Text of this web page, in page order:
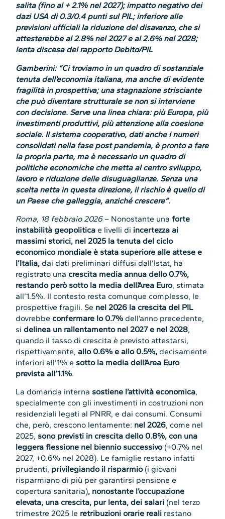
salita (fino al + 2.1% nel 2027); impatto negativo dei
dazi USA di 0.3/0.4 punti sul PIL; inferiore alle
previsioni ufficiali la riduzione del disavanzo, che si
attesterebbe al 2.8% nel 2027 e al 2.6% nel 2028;
lenta discesa del rapporto Debito/PIL
Gamberini: “Ci troviamo in un quadro di sostanziale
tenuta dell’economia italiana, ma anche di evidente
fragilità in prospettiva; una stagnazione strisciante
che può diventare strutturale se non si interviene
con decisione. Serve una linea chiara: più Europa, più
investimenti produttivi, più attenzione alla coesione
sociale. Il sistema cooperativo, dati anche i numeri
consolidati nella fase post pandemia, è pronto a fare
la propria parte, ma è necessario un quadro di
politiche economiche che metta al centro sviluppo,
lavoro e riduzione delle disuguaglianze. Senza una
scelta netta in questa direzione, il rischio è quello di
un Paese che galleggia, anziché crescere”.
Roma, 18 febbraio 2026– Nonostante unaforte
instabilità geopolitica e livelli di incertezza ai
massimi storici, nel 2025 la tenuta del ciclo
economico mondiale è stata superiore alle attese e
l’Italia, dai dati preliminari diffusi dall’Istat, ha
registrato unacrescita media annua dello 0.7%,
restando però sotto la media dell’Area Euro, stimata
all’1.5%. Il contesto resta comunque complesso, le
prospettive fragili. Se nel 2026 la crescita del PIL
dovrebbeconfermare lo 0.7% dell’anno precedente,
sidelinea un rallentamento nel 2027 e nel 2028,
quando il tasso di crescita è previsto attestarsi,
rispettivamente,allo 0.6% e allo 0.5%, decisamente
inferiori all’1% e sotto la media dell’Area Euro
prevista all’1.1%.
La domanda interna sostiene l’attività economica,
specialmente con gli investimenti in costruzioni non
residenziali legati al PNRR, e dai consumi. Consumi
che, però, crescono lentamente: nel 2026, come nel
2025, sono previsti in crescita dello 0.8%, con una
leggera flessione nel biennio successivo (+0.7% nel
2027, +0.6% nel 2028). Le famiglie restano infatti
prudenti, privilegiando il risparmio (i giovani
risparmiano di più per garantirsi pensione e
copertura sanitaria), nonostante l’occupazione
elevata, una crescita, pur lenta, dei salari (nel terzo
trimestre 2025 le retribuzioni orarie reali restano